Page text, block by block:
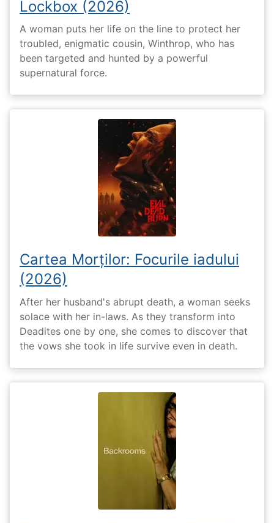
Lockbox (2026)
A woman puts her life on the line to protect her
troubled, enigmatic cousin, Winthrop, who has
been targeted and hunted by a powerful
supernatural force.
Cartea Morților: Focurile iadului
(2026)
After her husband's abrupt death, a woman seeks
solace with her in-laws. As they transform into
Deadites one by one, she comes to discover that
the vows she took in life survive even in death.